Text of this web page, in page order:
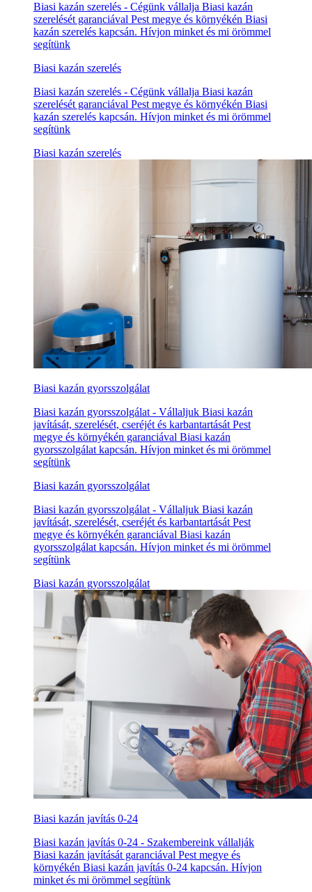
Biasi kazán szerelés - Cégünk vállalja Biasi kazán
szerelését garanciával Pest megye és környékén Biasi
kazán szerelés kapcsán. Hívjon minket és mi örömmel
segítünk
Biasi kazán szerelés
Biasi kazán szerelés - Cégünk vállalja Biasi kazán
szerelését garanciával Pest megye és környékén Biasi
kazán szerelés kapcsán. Hívjon minket és mi örömmel
segítünk
Biasi kazán szerelés
Biasi kazán gyorsszolgálat
Biasi kazán gyorsszolgálat - Vállaljuk Biasi kazán
javítását, szerelését, cseréjét és karbantartását Pest
megye és környékén garanciával Biasi kazán
gyorsszolgálat kapcsán. Hívjon minket és mi örömmel
segítünk
Biasi kazán gyorsszolgálat
Biasi kazán gyorsszolgálat - Vállaljuk Biasi kazán
javítását, szerelését, cseréjét és karbantartását Pest
megye és környékén garanciával Biasi kazán
gyorsszolgálat kapcsán. Hívjon minket és mi örömmel
segítünk
Biasi kazán gyorsszolgálat
Biasi kazán javítás 0-24
Biasi kazán javítás 0-24 - Szakembereink vállalják
Biasi kazán javítását garanciával Pest megye és
környékén Biasi kazán javítás 0-24 kapcsán. Hívjon
minket és mi örömmel segítünk